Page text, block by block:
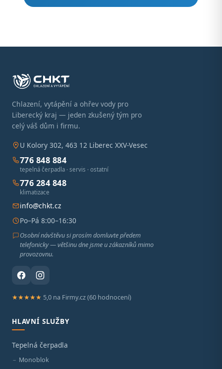
Chlazení, vytápění a ohřev vody pro
Liberecký kraj — jeden zkušený tým pro
celý váš dům i firmu.
U Kolory 302, 463 12 Liberec XXV-Vesec
776 848 884
tepelná čerpadla · servis · ostatní
776 284 848
klimatizace
info@chkt.cz
Po–Pá 8:00–16:30
Osobní návštěvu si prosím domluvte předem
telefonicky — většinu dne jsme u zákazníků mimo
provozovnu.
★★★★★ 5,0 na Firmy.cz (60 hodnocení)
HLAVNÍ SLUŽBY
Tepelná čerpadla
Monoblok